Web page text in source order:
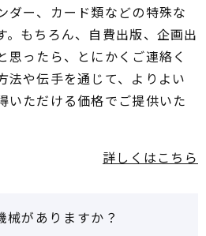
ダー、カード類などの特殊な
。もちろん、自費出版、企画出
思ったら、とにかくご連絡く
法や伝手を通じて、よりよい
いただける価格でご提供いた
詳しくはこちら
がありますか？